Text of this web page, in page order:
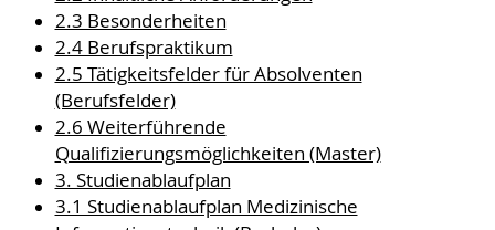
2.3 Besonderheiten
2.4 Berufspraktikum
2.5 Tätigkeitsfelder für Absolventen
(Berufsfelder)
2.6 Weiterführende
Qualifizierungsmöglichkeiten (Master)
3. Studienablaufplan
3.1 Studienablaufplan Medizinische